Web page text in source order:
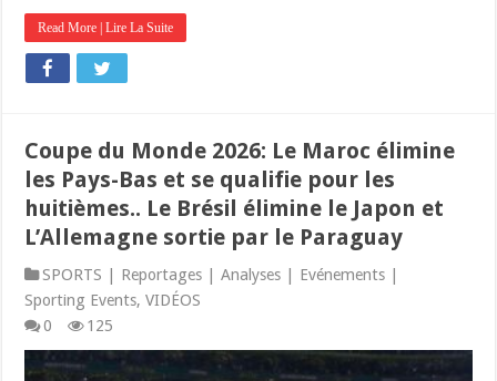
Read More | Lire La Suite
Coupe du Monde 2026: Le Maroc élimine
les Pays-Bas et se qualifie pour les
huitièmes.. Le Brésil élimine le Japon et
L’Allemagne sortie par le Paraguay
SPORTS | Reportages | Analyses | Evénements |
Sporting Events,VIDÉOS
0
125